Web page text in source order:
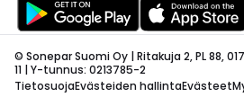
© Sonepar Suomi Oy | Ritakuja 2, PL 88,
11 | Y-tunnus: 0213785-2
TietosuojaEvästeiden hallintaEvästeet